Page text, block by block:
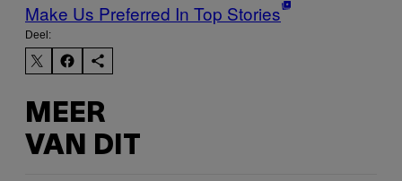
Make Us Preferred In Top Stories
Deel:
MEER
VAN DIT